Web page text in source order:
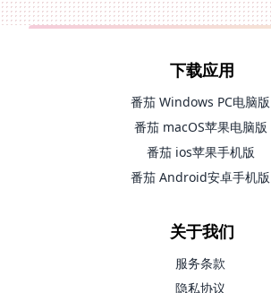
下载应用
番茄 Windows PC电脑版
番茄 macOS苹果电脑版
番茄 ios苹果手机版
番茄 Android安卓手机版
关于我们
服务条款
隐私协议